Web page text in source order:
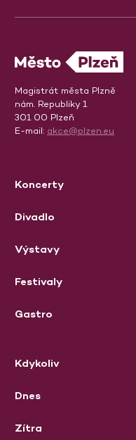
Magistrát města Plzně
nám. Republiky 1
301 00 Plzeň
E-mail: akce@plzen.eu
Koncerty
Divadlo
Výstavy
Festivaly
Gastro
Kdykoliv
Dnes
Zítra